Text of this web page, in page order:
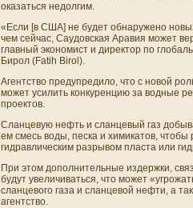
оказаться недолгим.
«Если [в США] не будет обнаружено
чем сейчас, Саудовская Аравия может
главный экономист и директор по
Бирол (Fatih Birol).
Агентство предупредило, что с новой
может усилить конкуренцию за водные
проектов.
Сланцевую нефть и сланцевый газ
ем смесь воды, песка и химикатов,
гидравлическим разрывом пласта или
При этом дополни­тельные издержки,
будут увеличиваться, что может
сланцевого газа и сланцевой нефти, а
агентство.